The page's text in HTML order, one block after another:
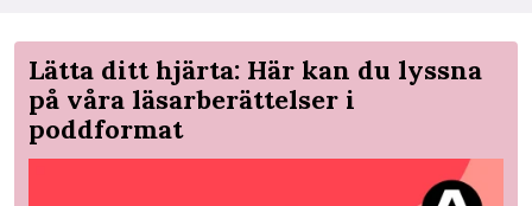
Lätta ditt hjärta: Här kan du lyssna
på våra läsarberättelser i
poddformat